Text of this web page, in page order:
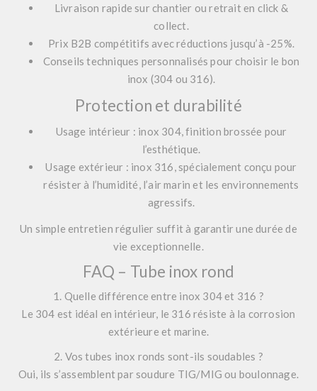
Livraison rapide sur chantier ou retrait en click &
collect.
Prix B2B compétitifs avec réductions jusqu’à -25%.
Conseils techniques personnalisés pour choisir le bon
inox (304 ou 316).
Protection et durabilité
Usage intérieur : inox 304, finition brossée pour
l’esthétique.
Usage extérieur : inox 316, spécialement conçu pour
résister à l’humidité, l’air marin et les environnements
agressifs.
Un simple entretien régulier suffit à garantir une durée de
vie exceptionnelle.
FAQ – Tube inox rond
1. Quelle différence entre inox 304 et 316 ?
Le 304 est idéal en intérieur, le 316 résiste à la corrosion
extérieure et marine.
2. Vos tubes inox ronds sont-ils soudables ?
Oui, ils s’assemblent par soudure TIG/MIG ou boulonnage.